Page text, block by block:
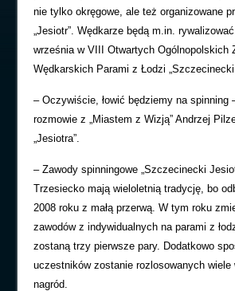
nie tylko okręgowe, ale też organizowane
„Jesiotr”. Wędkarze będą m.in.
września w VIII Otwartych Ogólnopolskich
Wędkarskich Parami z Łodzi
– Oczywiście, łowić będziemy na spinning
rozmowie z „Miastem z Wizją” Andrzej
„Jesiotra”.
– Zawody spinningowe „Szczecinecki
Trzesiecko mają wieloletnią tradycję, bo
2008 roku z małą przerwą. W tym roku
zawodów z indywidualnych na parami z
zostaną trzy pierwsze pary. Dodatkowo
uczestników zostanie rozlosowanych wiele
nagród.